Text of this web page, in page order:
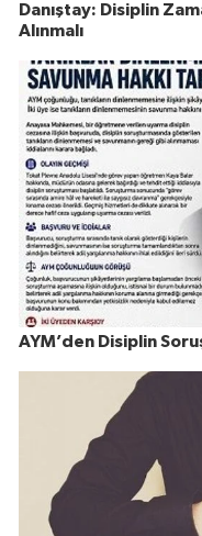
Danıştay: Disiplin
Alınmalı
AYM’den Disiplin